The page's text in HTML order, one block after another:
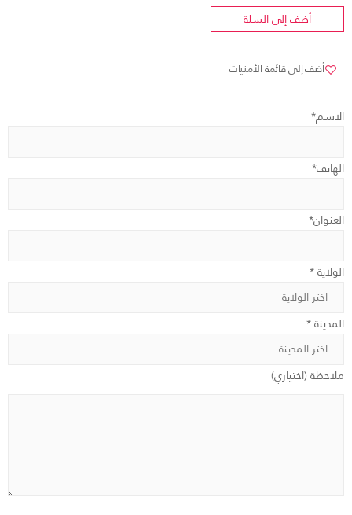
أضف إلى السلة
أضف إلى قائمة الأمنيات
الاسم*
الهاتف*
العنوان*
الولاية *
المدينة *
ملاحظة (اختياري)